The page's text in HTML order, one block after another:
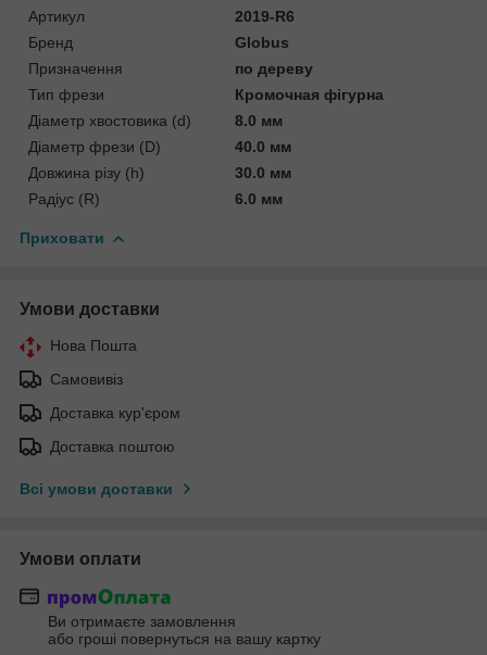
Артикул
2019-R6
Бренд
Globus
Призначення
по дереву
Тип фрези
Кромочная фігурна
Діаметр хвостовика (d)
8.0 мм
Діаметр фрези (D)
40.0 мм
Довжина різу (h)
30.0 мм
Радіус (R)
6.0 мм
Приховати
Умови доставки
Нова Пошта
Самовивіз
Доставка кур'єром
Доставка поштою
Всі умови доставки
Умови оплати
Ви отримаєте замовлення
або гроші повернуться на вашу картку